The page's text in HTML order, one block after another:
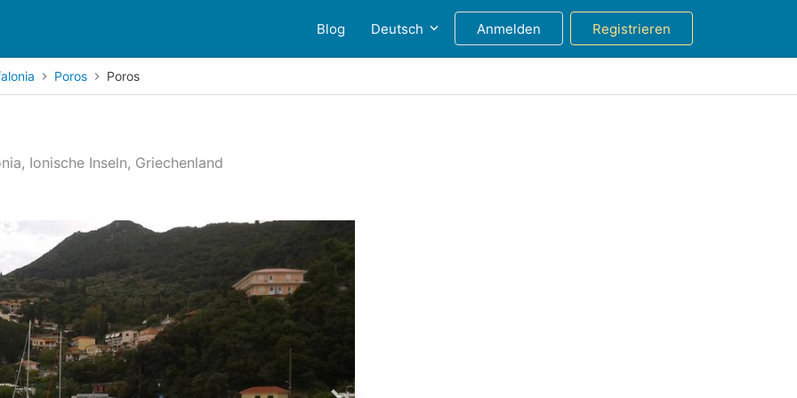
Blog Deutsch Anmelden Registrieren
Poros Poros
Ionische Inseln, Griechenland